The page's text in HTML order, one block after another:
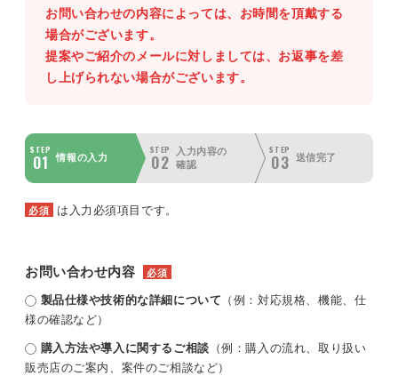
お問い合わせの内容によっては、お時間を頂戴する
場合がございます。
提案やご紹介のメールに対しましては、お返事を差
し上げられない場合がございます。
STEP
01 情報の入力
STEP
02
入力内容の
確認
STEP
03 送信完了
必須 は入力必須項目です。
お問い合わせ内容 必須
製品仕様や技術的な詳細について （例：対応規格、機能、仕
様の確認など）
購入方法や導入に関するご相談 （例：購入の流れ、取り扱い
販売店のご案内、案件のご相談など）